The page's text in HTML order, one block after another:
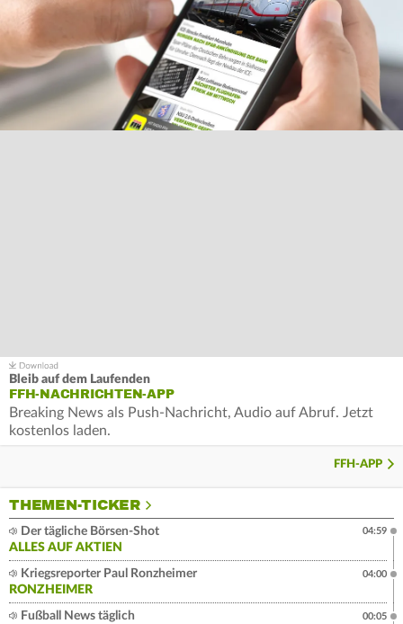
Bleib auf dem Laufenden
FFH-NACHRICHTEN-APP
Breaking News als Push-Nachricht, Audio auf Abruf. Jetzt
kostenlos laden.
FFH-APP
THEMEN-TICKER
Der tägliche Börsen-Shot
ALLES AUF AKTIEN
04:59
Kriegsreporter Paul Ronzheimer
RONZHEIMER
04:00
Fußball News täglich
00:05